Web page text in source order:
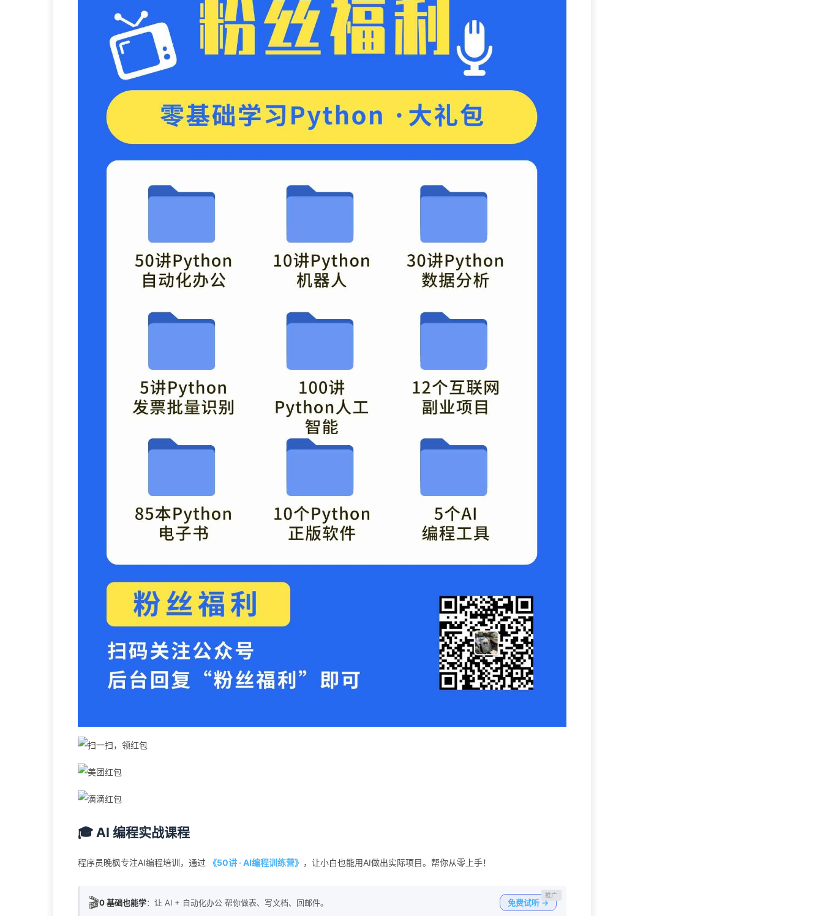
🎓 AI 编程实战课程
程序员晚枫专注AI编程培训，通过 《50讲 · AI编程训练营》 ，让小白也能用AI做出实际项目。帮你从零上手！
🎬0 基础也能学：让 AI + 自动化办公 帮你做表、写文档、回邮件。 免费试听 →